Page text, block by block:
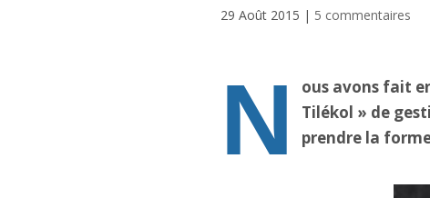
29 Août 2015 | 5 commentaires
N
ous avons fait
Tilékol » de
prendre la